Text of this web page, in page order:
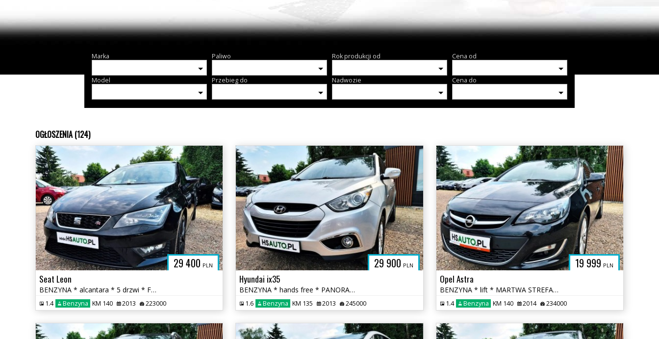
Marka Paliwo Rok produkcji od Cena od
Model Przebieg do Nadwozie Cena do
OGŁOSZENIA (124)
29 400 PLN
Seat Leon
BENZYNA * alcantara * 5 drzwi * FR * nawigacja * SUPER * OKAZJA
1.4 Benzyna KM 140 2013 223000
29 900 PLN
Hyundai ix35
BENZYNA * hands free * PANORAMA * super * OKAZJA * polecamy
1.6 Benzyna KM 135 2013 245000
19 999 PLN
Opel Astra
BENZYNA * lift * MARTWA STREFA * KAMERA * nawigacja * super * okazja
1.4 Benzyna KM 140 2014 234000